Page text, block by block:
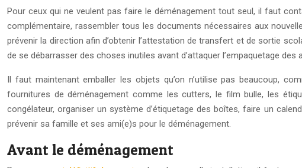
Pour ceux qui ne veulent pas faire le déménagement tout seul, il faut
complémentaire, rassembler tous les documents nécessaires aux
prévenir la direction afin d’obtenir l’attestation de transfert et de sortie
de se débarrasser des choses inutiles avant d’attaquer l’empaquetage
Il faut maintenant emballer les objets qu’on n’utilise pas beaucoup,
fournitures de déménagement comme les cutters, le film bulle, les
congélateur, organiser un système d’étiquetage des boîtes, faire un
prévenir sa famille et ses ami(e)s pour le déménagement.
Avant le déménagement